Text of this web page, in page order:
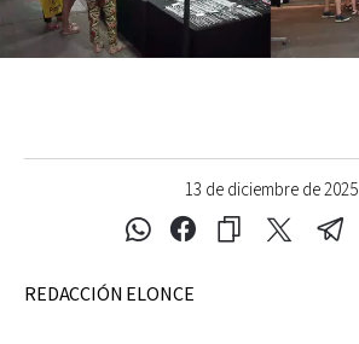
13 de diciembre de 2025
REDACCIÓN ELONCE